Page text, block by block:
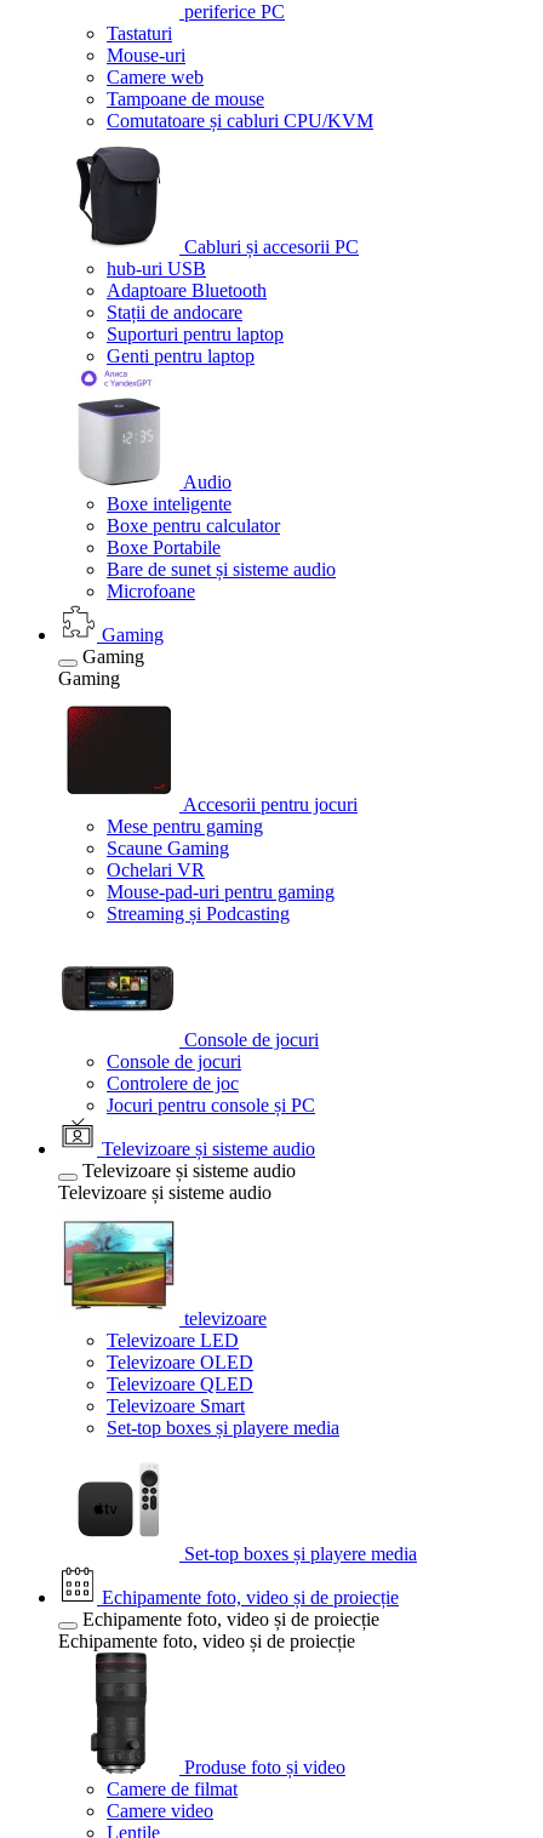
periferice PC
Tastaturi
Mouse-uri
Camere web
Tampoane de mouse
Comutatoare și cabluri CPU/KVM
Cabluri și accesorii PC
hub-uri USB
Adaptoare Bluetooth
Stații de andocare
Suporturi pentru laptop
Genti pentru laptop
Audio
Boxe inteligente
Boxe pentru calculator
Boxe Portabile
Bare de sunet și sisteme audio
Microfoane
Gaming
Gaming
Gaming
Accesorii pentru jocuri
Mese pentru gaming
Scaune Gaming
Ochelari VR
Mouse-pad-uri pentru gaming
Streaming și Podcasting
Console de jocuri
Console de jocuri
Controlere de joc
Jocuri pentru console și PC
Televizoare și sisteme audio
Televizoare și sisteme audio
Televizoare și sisteme audio
televizoare
Televizoare LED
Televizoare OLED
Televizoare QLED
Televizoare Smart
Set-top boxes și playere media
Set-top boxes și playere media
Echipamente foto, video și de proiecție
Echipamente foto, video și de proiecție
Echipamente foto, video și de proiecție
Produse foto și video
Camere de filmat
Camere video
Lentile